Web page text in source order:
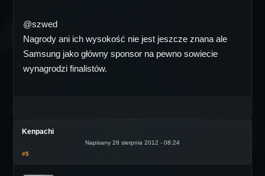
@szwed
Nagrody ani ich wysokość nie jest jeszcze znana ale
Samsung jako główny sponsor na pewno sowiecie
wynagrodzi finalistów.
Kenpachi
Napisany 28 sierpnia 2012 - 08:24
#5